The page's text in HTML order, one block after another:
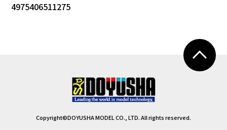
4975406511275
Copyright©DOYUSHA MODEL CO., LTD. All rights reserved.